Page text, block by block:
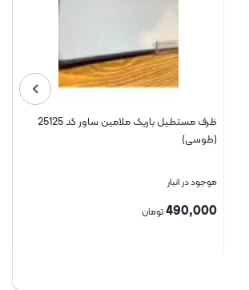
ظرف مستطیل باریک ملامین ساور کد 25125
(طوسی)
موجود در انبار
490,000تومان